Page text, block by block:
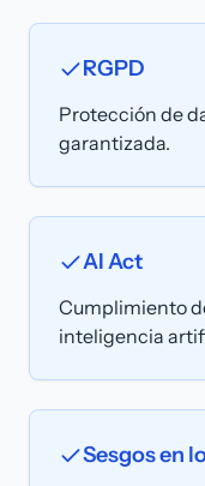
RGPD
Protección de
garantizada.
AI Act
Cumplimiento
inteligencia
Sesgos en